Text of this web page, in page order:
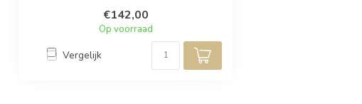
€142,00
Op voorraad
Vergelijk